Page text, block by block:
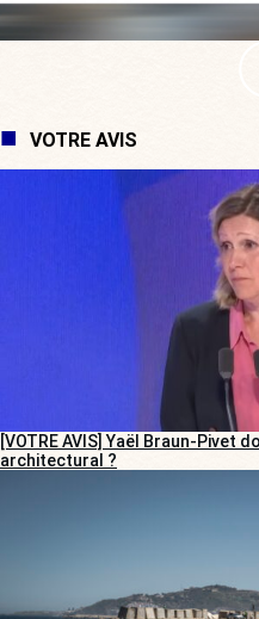
VOTRE AVIS
[VOTRE AVIS] Yaël Braun-Pivet
architectural ?